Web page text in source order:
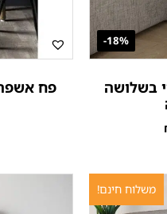
18%-
בשלושה
משלוח חינם!